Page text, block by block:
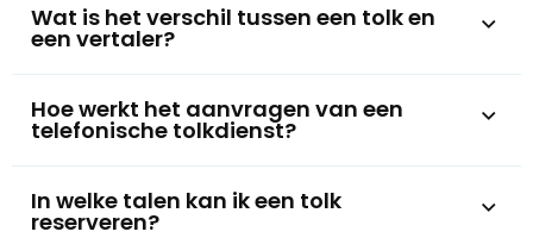
Wat is het verschil tussen een tolk en
een vertaler?
Hoe werkt het aanvragen van een
telefonische tolkdienst?
In welke talen kan ik een tolk
reserveren?